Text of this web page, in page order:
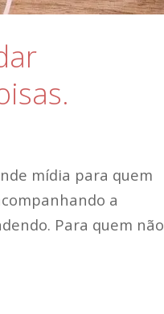
mídia para quem
a
Para quem não